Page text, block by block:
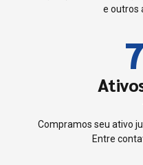
8
5
6
7
8
e outros
7
Compramos seu ativo
Entre